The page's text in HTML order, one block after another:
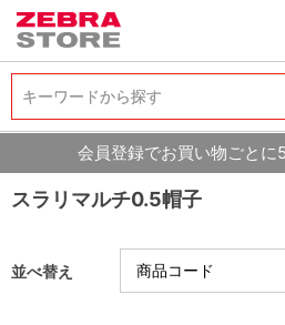
キーワードから探す
キーワードから探す
会員登録でお買い物ごとに
スラリマルチ0.5帽子
並べ替え